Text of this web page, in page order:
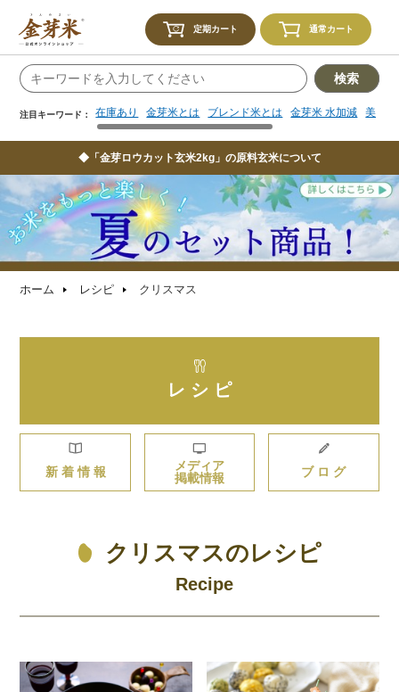
定期カート 通常カート
検索
注目キーワード： 在庫あり 金芽米とは ブレンド米とは 金芽米 水加減 美味
◆「金芽ロウカット玄米2kg」の原料玄米について
ホーム レシピ クリスマス
新 着 情 報
メディア
掲載情報
ブ ロ グ
レ シ ピ
クリスマスのレシピ
Recipe